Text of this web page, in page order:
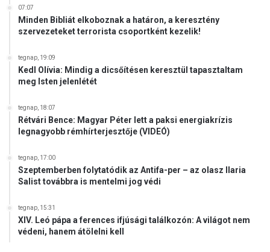
07:07
Minden Bibliát elkoboznak a határon, a keresztény
szervezeteket terrorista csoportként kezelik!
tegnap, 19:09
Kedl Olívia: Mindig a dicsőítésen keresztül tapasztaltam
meg Isten jelenlétét
tegnap, 18:07
Rétvári Bence: Magyar Péter lett a paksi energiakrízis
legnagyobb rémhírterjesztője (VIDEÓ)
tegnap, 17:00
Szeptemberben folytatódik az Antifa-per – az olasz Ilaria
Salist továbbra is mentelmi jog védi
tegnap, 15:31
XIV. Leó pápa a ferences ifjúsági találkozón: A világot nem
védeni, hanem átölelni kell